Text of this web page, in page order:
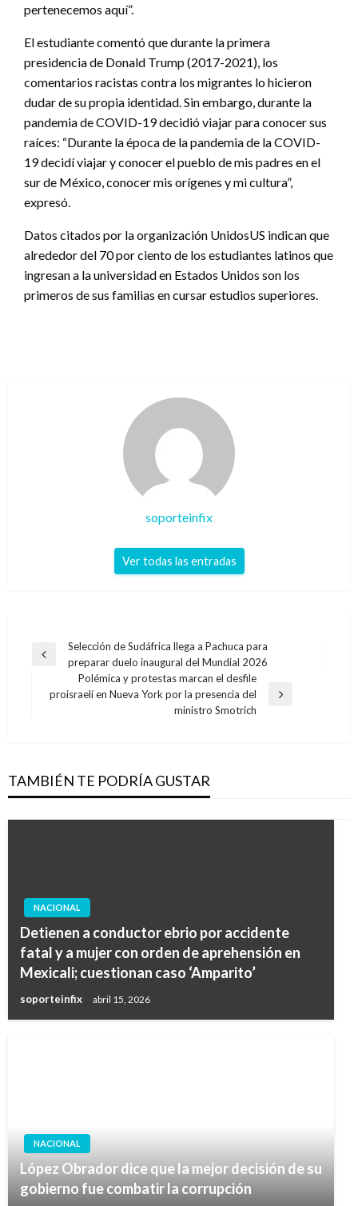
pertenecemos aquí”.
El estudiante comentó que durante la primera
presidencia de Donald Trump (2017-2021), los
comentarios racistas contra los migrantes lo hicieron
dudar de su propia identidad. Sin embargo, durante la
pandemia de COVID-19 decidió viajar para conocer sus
raíces: “Durante la época de la pandemia de la COVID-
19 decidí viajar y conocer el pueblo de mis padres en el
sur de México, conocer mis orígenes y mi cultura”,
expresó.
Datos citados por la organización UnidosUS indican que
alrededor del 70 por ciento de los estudiantes latinos que
ingresan a la universidad en Estados Unidos son los
primeros de sus familias en cursar estudios superiores.
soporteinfix
Ver todas las entradas
Navegación
entradas
Entrada
Selección de Sudáfrica llega a Pachuca para
preparar duelo inaugural del Mundial 2026
Entrada
Polémica y protestas marcan el desfile
proisraelí en Nueva York por la presencia del
ministro Smotrich
TAMBIÉN TE PODRÍA GUSTAR
NACIONAL
Detienen a conductor ebrio por accidente
fatal y a mujer con orden de aprehensión en
Mexicali; cuestionan caso ‘Amparito’
soporteinfix abril 15, 2026
NACIONAL
López Obrador dice que la mejor decisión de su
gobierno fue combatir la corrupción